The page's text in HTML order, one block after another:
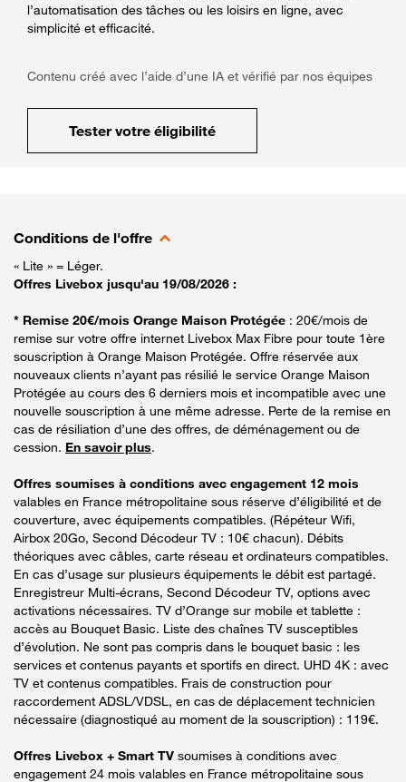
l’automatisation des tâches ou les loisirs en ligne, avec
simplicité et efficacité.
Contenu créé avec l’aide d’une IA et vérifié par nos équipes
Tester votre éligibilité
Conditions de l'offre
« Lite » = Léger.
Offres Livebox jusqu'au 19/08/2026 :
* Remise 20€/mois Orange Maison Protégée : 20€/mois de
remise sur votre offre internet Livebox Max Fibre pour toute 1ère
souscription à Orange Maison Protégée. Offre réservée aux
nouveaux clients n’ayant pas résilié le service Orange Maison
Protégée au cours des 6 derniers mois et incompatible avec une
nouvelle souscription à une même adresse. Perte de la remise en
cas de résiliation d’une des offres, de déménagement ou de
cession. En savoir plus.
Offres soumises à conditions avec engagement 12 mois
valables en France métropolitaine sous réserve d’éligibilité et de
couverture, avec équipements compatibles. (Répéteur Wifi,
Airbox 20Go, Second Décodeur TV : 10€ chacun). Débits
théoriques avec câbles, carte réseau et ordinateurs compatibles.
En cas d’usage sur plusieurs équipements le débit est partagé.
Enregistreur Multi-écrans, Second Décodeur TV, options avec
activations nécessaires. TV d’Orange sur mobile et tablette :
accès au Bouquet Basic. Liste des chaînes TV susceptibles
d’évolution. Ne sont pas compris dans le bouquet basic : les
services et contenus payants et sportifs en direct. UHD 4K : avec
TV et contenus compatibles. Frais de construction pour
raccordement ADSL/VDSL, en cas de déplacement technicien
nécessaire (diagnostiqué au moment de la souscription) : 119€.
Offres Livebox + Smart TV soumises à conditions avec
engagement 24 mois valables en France métropolitaine sous